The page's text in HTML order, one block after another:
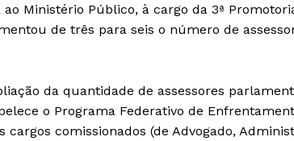
Ministério Público, à cargo da 3ª
de três para seis o número de
da quantidade de assessores
o Programa Federativo de
cargos comissionados (de Advogado,